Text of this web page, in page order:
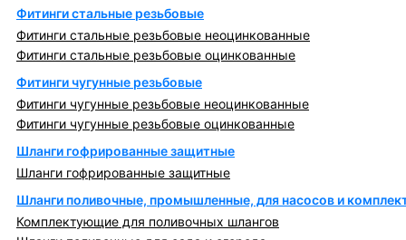
Фитинги стальные резьбовые
Фитинги стальные резьбовые неоцинкованные
Фитинги стальные резьбовые оцинкованные
Фитинги чугунные резьбовые
Фитинги чугунные резьбовые неоцинкованные
Фитинги чугунные резьбовые оцинкованные
Шланги гофрированные защитные
Шланги гофрированные защитные
Шланги поливочные, промышленные, для насосов и
Комплектующие для поливочных шлангов